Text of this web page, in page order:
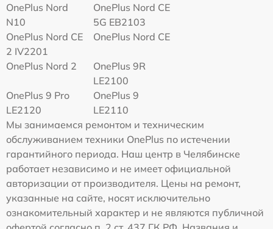
OnePlus Nord
N10
OnePlus Nord CE
5G EB2103
OnePlus Nord CE
2 IV2201
OnePlus Nord CE
OnePlus Nord 2
OnePlus 9R
LE2100
OnePlus 9 Pro
LE2120
OnePlus 9
LE2110
Мы занимаемся ремонтом и техническим
обслуживанием техники OnePlus по истечении
гарантийного периода. Наш центр в Челябинске
работает независимо и не имеет официальной
авторизации от производителя. Цены на ремонт,
указанные на сайте, носят исключительно
ознакомительный характер и не являются публичной